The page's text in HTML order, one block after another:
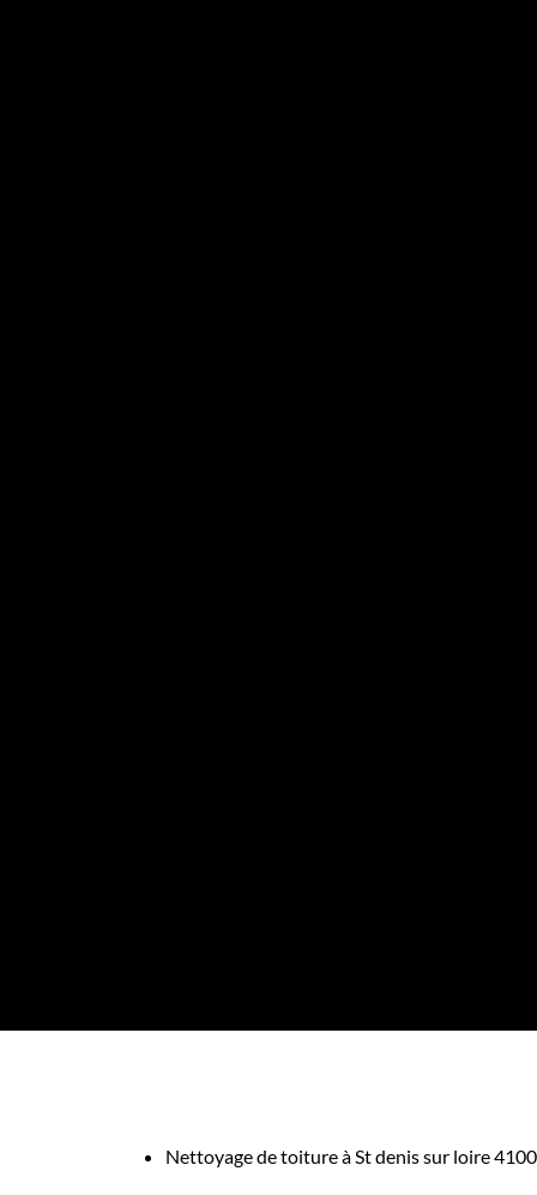
Nettoyage de toiture à St denis sur loire